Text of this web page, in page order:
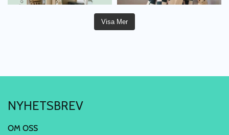
Visa Mer
NYHETSBREV
OM OSS